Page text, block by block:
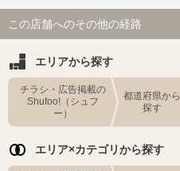
この店舗へのその他の経路
エリアから探す
チラシ・広告掲載の
Shufoo!（シュフ
ー）
都道府県から
探す
エリア×カテゴリから探す